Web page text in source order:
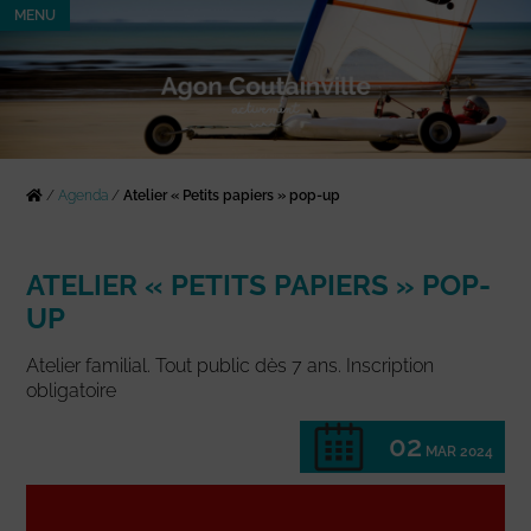
MENU
/Agenda /Atelier « Petits papiers » pop-up
ATELIER « PETITS PAPIERS » POP-
UP
Atelier familial. Tout public dès 7 ans. Inscription
obligatoire
02 MAR 2024